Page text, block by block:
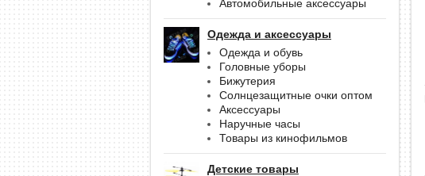
Автомобильные аксессуары
Одежда и аксессуары
Одежда и обувь
Головные уборы
Бижутерия
Солнцезащитные очки оптом
Аксессуары
Наручные часы
Товары из кинофильмов
Детские товары